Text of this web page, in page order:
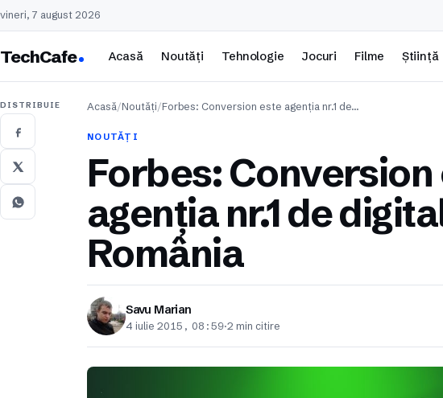
vineri, 7 august 2026
TechCafe Acasă Noutăți Tehnologie Jocuri Filme Știință
DISTRIBUIE Acasă/Noutăți/Forbes: Conversion este agenția nr.1 de…
NOUTĂȚI
Forbes: Conversion
agenția nr.1 de
România
Savu Marian
4 iulie 2015, 08:59·2 min citire